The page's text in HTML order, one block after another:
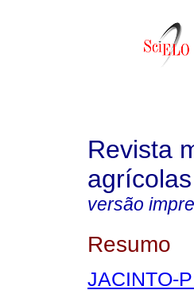
Revista
agrícolas
versão
Resumo
JACINTO-